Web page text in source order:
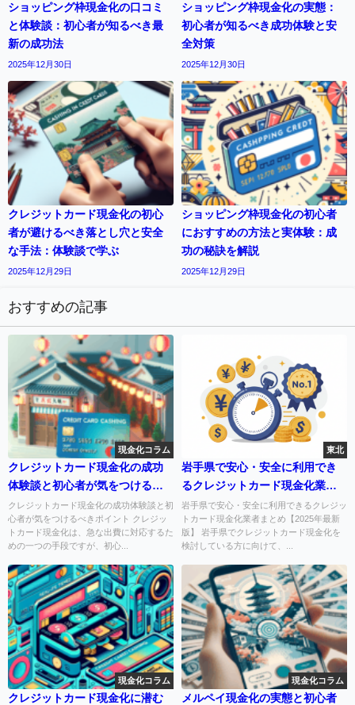
ショッピング枠現金化の口コミ
と体験談：初心者が知るべき最
新の成功法
2025年12月30日
ショッピング枠現金化の実態：
初心者が知るべき成功体験と安
全対策
2025年12月30日
クレジットカード現金化の初心
者が避けるべき落とし穴と安全
な手法：体験談で学ぶ
2025年12月29日
ショッピング枠現金化の初心者
におすすめの方法と実体験：成
功の秘訣を解説
2025年12月29日
おすすめの記事
現金化コラム
クレジットカード現金化の成功
体験談と初心者が気をつけるべ
きポイント
クレジットカード現金化の成功体験談と初
心者が気をつけるべきポイント クレジッ
トカード現金化は、急な出費に対応するた
めの一つの手段ですが、初心...
東北
岩手県で安心・安全に利用でき
るクレジットカード現金化業者
まとめ【2025年最新版】
岩手県で安心・安全に利用できるクレジッ
トカード現金化業者まとめ【2025年最新
版】 岩手県でクレジットカード現金化を
検討している方に向けて、...
現金化コラム
クレジットカード現金化に潜む
現金化コラム
メルペイ現金化の実態と初心者